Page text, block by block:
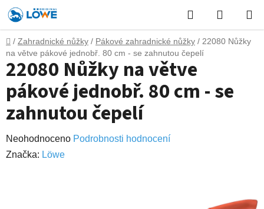
Přejít
na
obsah
Hledat
KOŠÍK
Domů
/ Zahradnické nůžky / Pákové zahradnické nůžky / 22080 Nůžky
na větve pákové jednobř. 80 cm - se zahnutou čepelí
22080 Nůžky na větve
pákové jednobř. 80 cm - se
zahnutou čepelí
Průměrné
hodnocení
Neohodnoceno Podrobnosti hodnocení
Značka: Lӧwe